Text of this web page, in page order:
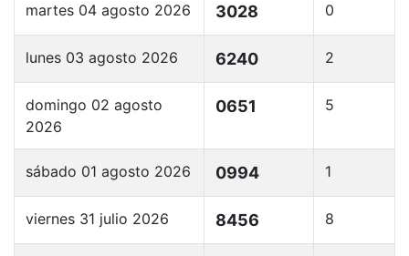
martes 04 agosto 2026 3028 0
lunes 03 agosto 2026 6240 2
domingo 02 agosto
2026
0651 5
sábado 01 agosto 2026 0994 1
viernes 31 julio 2026 8456 8